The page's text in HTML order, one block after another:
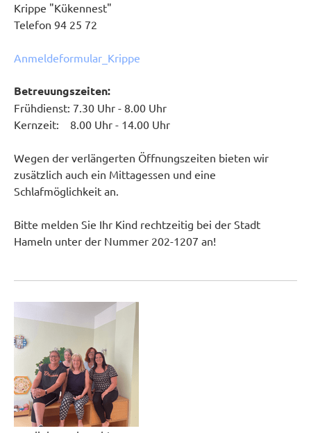
Krippe "Kükennest"
Telefon 94 25 72
Anmeldeformular_Krippe
Betreuungszeiten:
Frühdienst: 7.30 Uhr - 8.00 Uhr
Kernzeit: 8.00 Uhr - 14.00 Uhr
Wegen der verlängerten Öffnungszeiten bieten wir
zusätzlich auch ein Mittagessen und eine
Schlafmöglichkeit an.
Bitte melden Sie Ihr Kind rechtzeitig bei der Stadt
Hameln unter der Nummer 202-1207 an!